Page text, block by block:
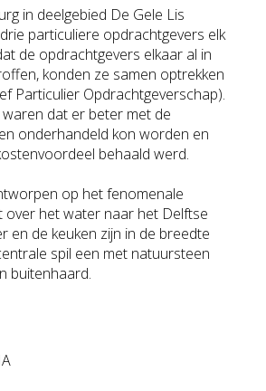
in deelgebied De Gele Lis
particuliere opdrachtgevers elk
de opdrachtgevers elkaar al in
konden ze samen optrekken
Particulier Opdrachtgeverschap).
dat er beter met de
onderhandeld kon worden en
behaald werd.
op het fenomenale
over het water naar het Delftse
en de keuken zijn in de breedte
spil een met natuursteen
buitenhaard.